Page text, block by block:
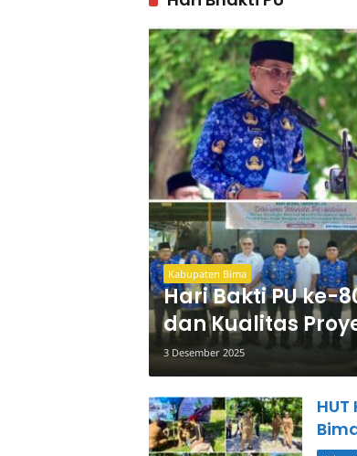
Kabupaten Bima
Hari Bakti PU ke-
dan Kualitas
3 Desember 2025